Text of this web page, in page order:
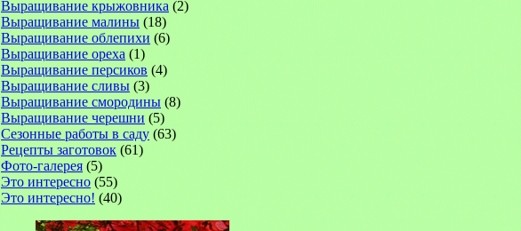
Выращивание крыжовника (2)
Выращивание малины (18)
Выращивание облепихи (6)
Выращивание ореха (1)
Выращивание персиков (4)
Выращивание сливы (3)
Выращивание смородины (8)
Выращивание черешни (5)
Сезонные работы в саду (63)
Рецепты заготовок (61)
Фото-галерея (5)
Это интересно (55)
Это интересно! (40)